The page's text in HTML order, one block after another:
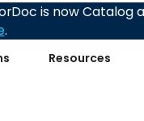
Resources
is now Catalog
.